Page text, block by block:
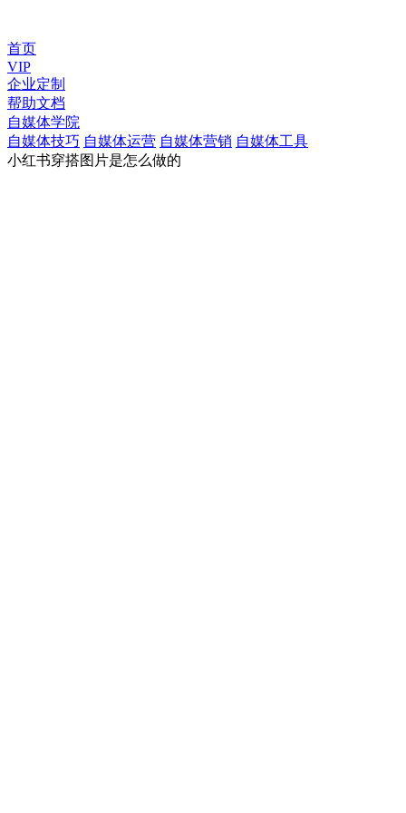
首页
VIP
企业定制
帮助文档
自媒体学院
自媒体技巧 自媒体运营 自媒体营销 自媒体工具
小红书穿搭图片是怎么做的